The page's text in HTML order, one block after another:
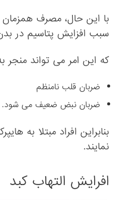
با این حال، مصرف همزمان
سبب افزایش پتاسیم در
که این امر می تواند منجر
ضربان قلب نامنظم
ضربان نبض ضعیف می شود.
بنابراین افراد مبتلا به
نمایند.
افرایش التهاب کبد